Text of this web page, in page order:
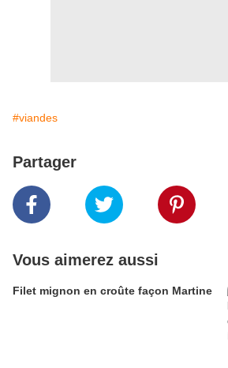
#viandes
Partager
Vous aimerez aussi
Filet mignon en croûte façon Martine